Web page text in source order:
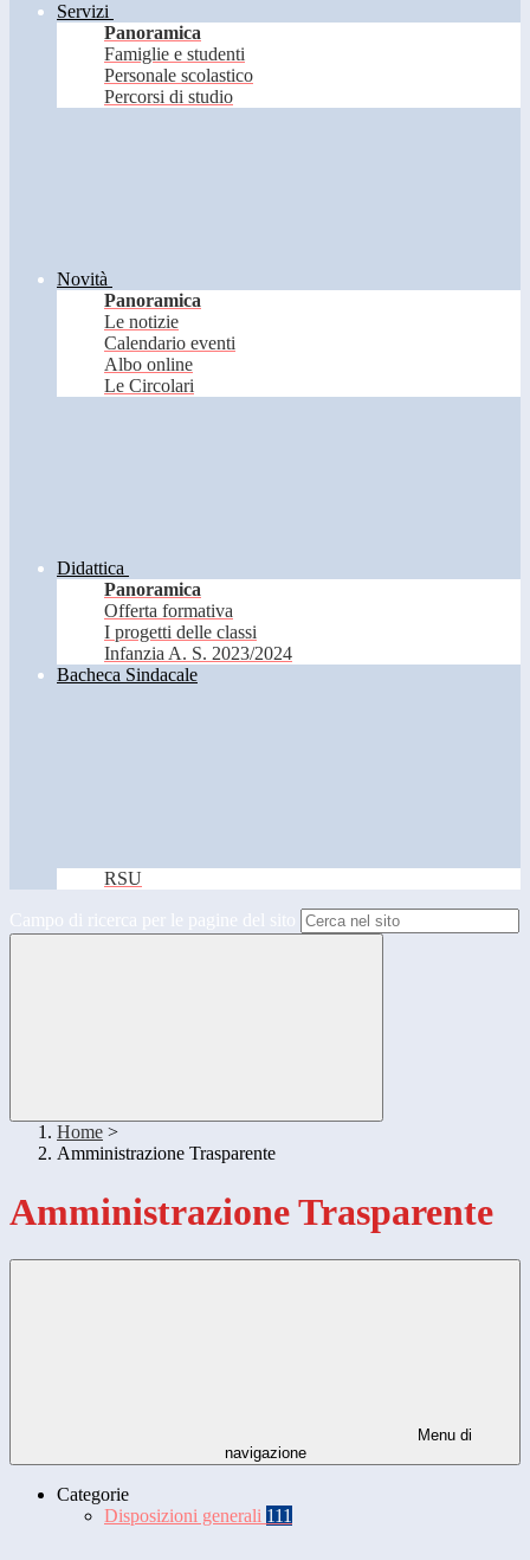
Servizi
Panoramica
Famiglie e studenti
Personale scolastico
Percorsi di studio
Novità
Panoramica
Le notizie
Calendario eventi
Albo online
Le Circolari
Didattica
Panoramica
Offerta formativa
I progetti delle classi
Infanzia A. S. 2023/2024
Bacheca Sindacale
RSU
Campo di ricerca per le pagine del sito
Home >
Amministrazione Trasparente
Amministrazione Trasparente
Menu di
navigazione
Categorie
Disposizioni generali 111